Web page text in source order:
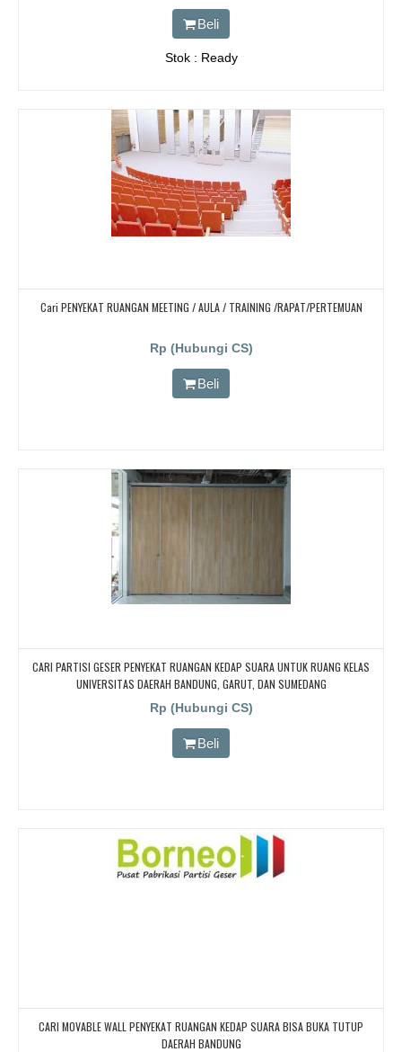
Beli
Stok : Ready
Cari PENYEKAT RUANGAN MEETING / AULA / TRAINING /RAPAT/PERTEMUAN
Rp (Hubungi CS)
Beli
CARI PARTISI GESER PENYEKAT RUANGAN KEDAP SUARA UNTUK RUANG KELAS
UNIVERSITAS DAERAH BANDUNG, GARUT, DAN SUMEDANG
Rp (Hubungi CS)
Beli
CARI MOVABLE WALL PENYEKAT RUANGAN KEDAP SUARA BISA BUKA TUTUP
DAERAH BANDUNG